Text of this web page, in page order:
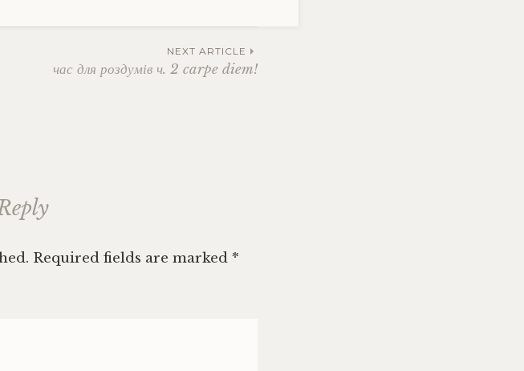
NEXT ARTICLE
час для роздумів ч. 2 carpe diem!
Required fields are marked *